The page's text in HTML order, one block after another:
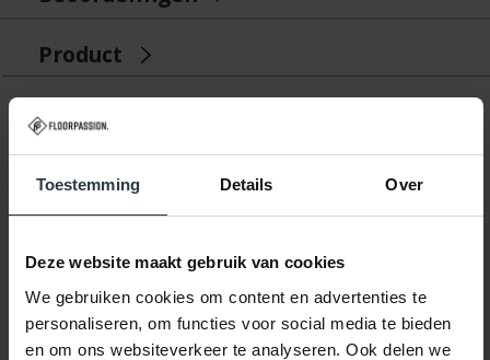
Toestemming Details Over
Deze website maakt gebruik van cookies
We gebruiken cookies om content en advertenties te
personaliseren, om functies voor social media te bieden
en om ons websiteverkeer te analyseren. Ook delen we
Product
Gerelateerde producten
-10%